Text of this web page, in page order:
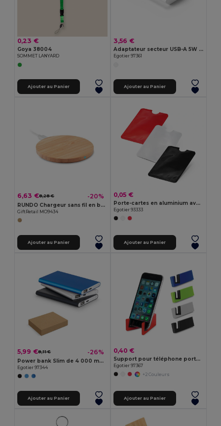
0,23 €
Goya 38004
SOMMET LANYARD
Ajouter au Panier
3,56 €
Adaptateur secteur USB-A 5W en ABS recyclé (100 % rABS)
Egotier 97361
Ajouter au Panier
6,63 €8,28 € -20%
RUNDO Chargeur sans fil en bambou MO9434
GiftRetail MO9434
Ajouter au Panier
0,05 €
Porte-cartes en aluminium avec blocage RFID
Egotier 93333
Ajouter au Panier
5,99 €8,11 € -26%
Power bank Slim de 4 000 mAh en aluminium recyclé (100% rAL) et ABS recyclé (100 % rABS)
Egotier 97344
Ajouter au Panier
0,40 €
Support pour téléphone portable en ABS et TPR
Egotier 97367
+2 Couleurs
Ajouter au Panier